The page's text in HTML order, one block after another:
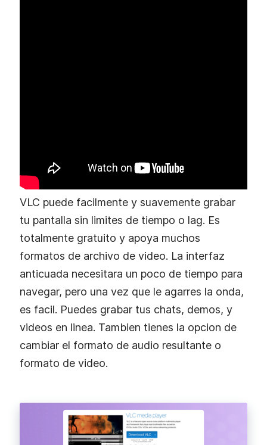
VLC puede facilmente y suavemente grabar
tu pantalla sin limites de tiempo o lag. Es
totalmente gratuito y apoya muchos
formatos de archivo de video. La interfaz
anticuada necesitara un poco de tiempo para
navegar, pero una vez que le agarres la onda,
es facil. Puedes grabar tus chats, demos, y
videos en linea. Tambien tienes la opcion de
cambiar el formato de audio resultante o
formato de video.